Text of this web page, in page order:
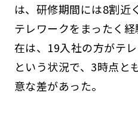
は、研修期間には8割近
テレワークをまったく
在は、19入社の方がテ
という状況で、3時点と
意な差があった。